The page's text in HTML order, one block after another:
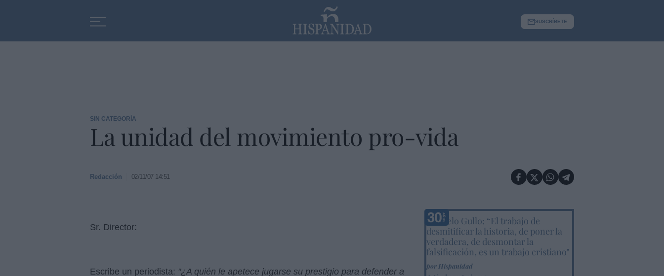
SUSCRÍBETE
SIN CATEGORÍA
La unidad del movimiento pro-vida
Redacción 02/11/07 14:51
Sr. Director:
Escribe un periodista: "¿A quién le apetece jugarse su prestigio para defender a
Marcelo Gullo: “El trabajo de
desmitificar la historia, de poner la
verdadera, de desmontar la
falsificación, es un trabajo cristiano"
por Hispanidad